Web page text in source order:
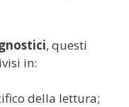
, questi
in:
della lettura;